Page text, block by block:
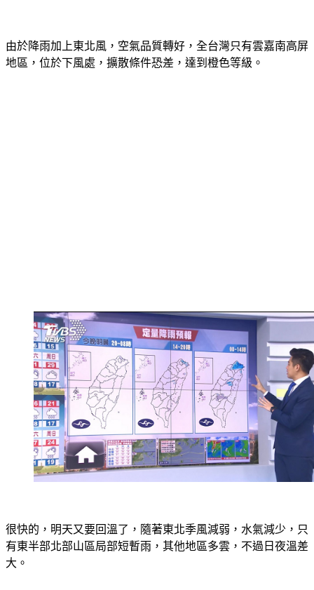
由於降雨加上東北風，空氣品質轉好，全台灣只有雲嘉南高屏
地區，位於下風處，擴散條件恐差，達到橙色等級。
很快的，明天又要回溫了，隨著東北季風減弱，水氣減少，只
有東半部北部山區局部短暫雨，其他地區多雲，不過日夜溫差
大。